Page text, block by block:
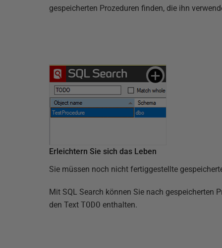
gespeicherten Prozeduren finden, die ihn
Erleichtern Sie sich das Leben
Sie müssen noch nicht fertiggestellte
Mit SQL Search können Sie nach gespeicherten
den Text TODO enthalten.